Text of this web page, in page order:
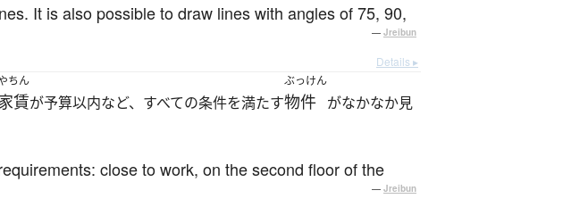
It is also possible to draw lines with angles of 75, 90,
— Jreibun
Details ▸
ちん
賃が予算以内など、すべての条件を満たす
ぶっけん
物件 がなかなか見
close to work, on the second floor of the
— Jreibun